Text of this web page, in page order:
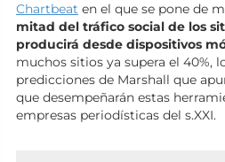
Chartbeat en el que se pone de
mitad del tráfico social de los
producirá desde dispositivos
muchos sitios ya supera el 40%,
predicciones de Marshall que
que desempeñarán estas
empresas periodísticas del s.XXI.